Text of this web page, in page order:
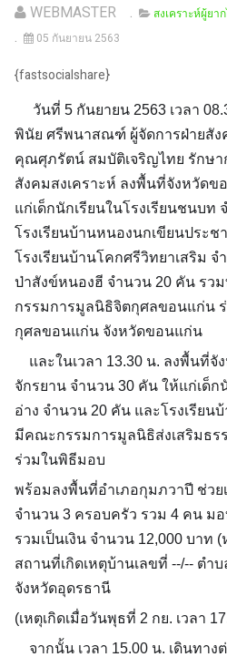
WEBMASTER
สงเคราะห์ผู้ยา
05 กันยายน 2563
{fastsocialshare}
วันที่ 5 กันยายน 2563 เวลา
พินัย ศรีพนาสณฑ์ ผู้จัดการฝ่ายสัง
คุณศุภรัตน์ สมบัติเจริญไทย รักษ
สังคมสงเคราะห์ ลงพื้นที่จังหวัด
แก่เด็กนักเรียนในโรงเรียนชนบท
โรงเรียนบ้านหนองนกเขียนประ
โรงเรียนบ้านโคกศรวิทยาเสริม จ
ป่าสังข์หนองฮี จำนวน 20 คัน รว
กรรมการมูลนิธิจิตกุศลขอนแก่น
กุศลขอนแก่น จังหวัดขอนแก่น
และในเวลา 13.30 น. ลงพื้นที่จั
จักรยาน จำนวน 30 คัน ให้แก่เด็ก
อ่าง จำนวน 20 คัน และโรงเรียน
มีคณะกรรมการมูลนิธิส่งเสริมธร
ร่วมในพิธีมอบ
พร้อมลงพื้นที่อำเภอกุมภวาปี ช่ว
จำนวน 3 ครอบครัว รวม 4 คน ม
รวมเป็นเงิน จำนวน 12,000 บา
สถานที่เกิดเหตุบ้านเลขที่ --/-- ตำ
จังหวัดอุดรธานี
(เหตุเกิดเมื่อวันพุธที่ 2 กย. เวลา
จากนั้น เวลา 15.00 น. เดินทาง